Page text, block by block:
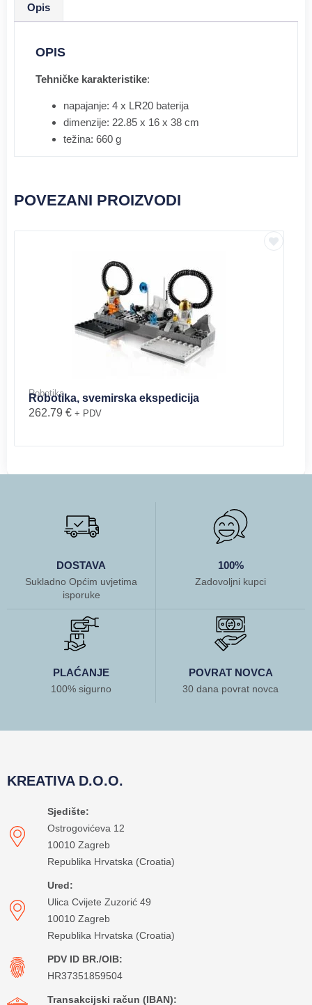
Opis
OPIS
Tehničke karakteristike:
napajanje: 4 x LR20 baterija
dimenzije: 22.85 x 16 x 38 cm
težina: 660 g
POVEZANI PROIZVODI
Robotika
Robotika, svemirska ekspedicija
262.79 € + PDV
DOSTAVA
Sukladno Općim uvjetima
isporuke
100%
Zadovoljni kupci
PLAĆANJE
100% sigurno
POVRAT NOVCA
30 dana povrat novca
KREATIVA D.O.O.
Sjedište:
Ostrogovićeva 12
10010 Zagreb
Republika Hrvatska (Croatia)
Ured:
Ulica Cvijete Zuzorić 49
10010 Zagreb
Republika Hrvatska (Croatia)
PDV ID BR./OIB:
HR37351859504
Transakcijski račun (IBAN):